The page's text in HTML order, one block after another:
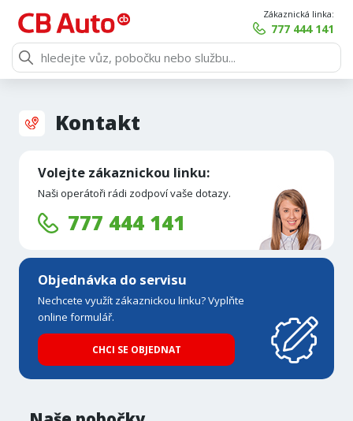
Zákaznická linka:
777 444 141
Kontakt
Volejte zákaznickou linku:
Naši operátoři rádi zodpoví vaše dotazy.
777 444 141
Objednávka do servisu
Nechcete využít zákaznickou linku? Vyplňte
online formulář.
CHCI SE OBJEDNAT